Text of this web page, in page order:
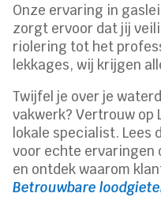
Onze ervaring in
zorgt ervoor dat jij
riolering tot het
lekkages, wij krijgen
Twijfel je over je
vakwerk? Vertrouw
lokale specialist.​ Lees
voor echte ervaringen
en ontdek waarom
Betrouwbare